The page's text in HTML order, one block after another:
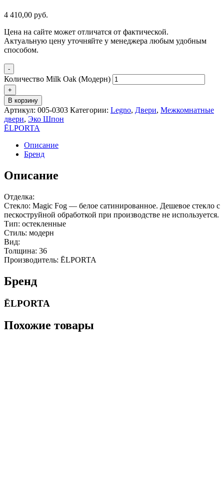
4 410,00 руб.
Цена на сайте может отличатся от фактической.
Актуальную цену уточняйте у менеджера любым удобным
способом.
-
Количество Milk Oak (Модерн)
+
В корзину
Артикул: 005-0303 Категории: Legno, Двери, Межкомнатные
двери, Эко Шпон
ĒLPORTA
Описание
Бренд
Описание
Отделка:
Стекло: Magic Fog — белое сатинированное. Дешевое стекло с
пескоструйной обработкой при производстве не используется.
Тип: остекленные
Стиль: модерн
Вид:
Толщина: 36
Производитель: ĒLPORTA
Бренд
ĒLPORTA
Похожие товары